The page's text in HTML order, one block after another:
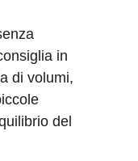
in
di volumi,
del